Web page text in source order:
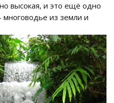
высокая, и это ещё одно
из земли и